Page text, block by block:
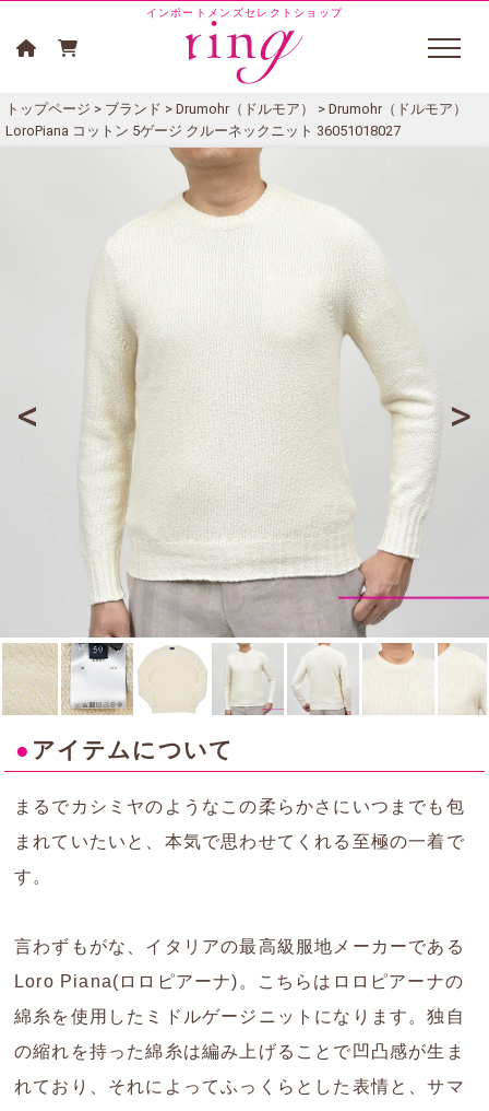
インポートメンズセレクトショップ
トップページ > ブランド > Drumohr（ドルモア）
> Drumohr（ドルモア）
LoroPiana コットン 5ゲージ クルーネックニット 36051018027
● アイテムについて
まるでカシミヤのようなこの柔らかさにいつまでも包
まれていたいと、本気で思わせてくれる至極の一着で
す。
言わずもがな、イタリアの最高級服地メーカーである
Loro Piana(ロロピアーナ)。こちらはロロピアーナの
綿糸を使用したミドルゲージニットになります。独自
の縮れを持った綿糸は編み上げることで凹凸感が生ま
れており、それによってふっくらとした表情と、サマ